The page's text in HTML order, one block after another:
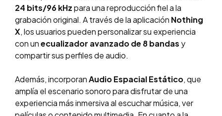
24 bits/96 kHzpara una reproducción fiel a la
grabación original. A través de la aplicación Nothing
X, los usuarios pueden personalizar su experiencia
con unecualizador avanzado de 8 bandas y
compartir sus perfiles de audio.
Además, incorporanAudio Espacial Estático, que
amplía el escenario sonoro para disfrutar de una
experiencia más inmersiva al escuchar música, ver